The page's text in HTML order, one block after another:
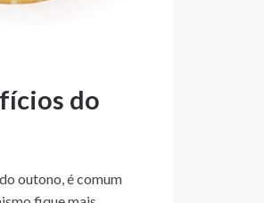
do
outono, é comum